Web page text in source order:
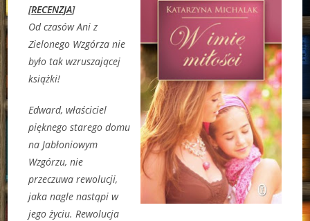
[RECENZJA]
Od czasów Ani z
Zielonego Wzgórza nie
było tak wzruszającej
książki!
Edward, właściciel
pięknego starego domu
na Jabłoniowym
Wzgórzu, nie
przeczuwa rewolucji,
jaka nagle nastąpi w
jego życiu. Rewolucja